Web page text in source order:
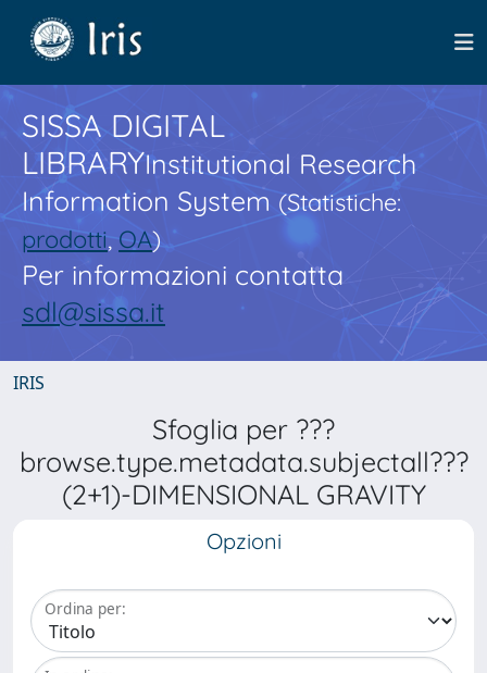
SISSA DIGITAL
LIBRARYInstitutional Research
Information System(Statistiche:
prodotti,OA)
Per informazioni contatta
sdl@sissa.it
IRIS
Sfoglia per ???
browse.type.metadata.subjectall???
(2+1)-DIMENSIONAL GRAVITY
Opzioni
Ordina per: